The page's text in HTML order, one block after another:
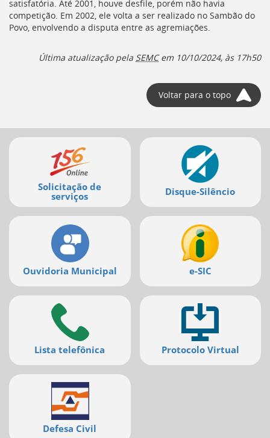
satisfatória. Até 2001, houve desfile, porém não havia
competição. Em 2002, ele volta a ser realizado no Sambão do
Povo, envolvendo a disputa entre as agremiações.
Última atualização pela SEMCem 10/10/2024, às 17h50
Voltar para o topo
Mais
serviços
Solicitação de
serviços
Disque-Silêncio
Ouvidoria Municipal e-SIC
Lista telefônica Protocolo Virtual
Defesa Civil